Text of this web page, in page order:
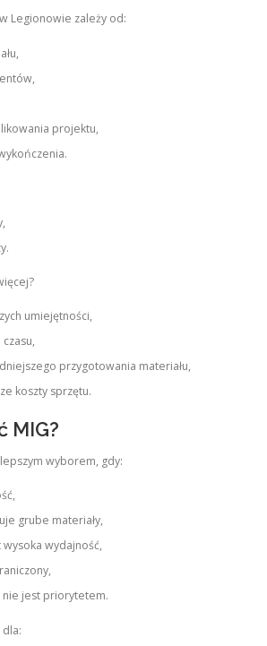
Legionowie zależy od:
projektu,
umiejętności,
przygotowania materiału,
koszty sprzętu.
MIG?
wyborem, gdy:
grube materiały,
wydajność,
nie jest priorytetem.